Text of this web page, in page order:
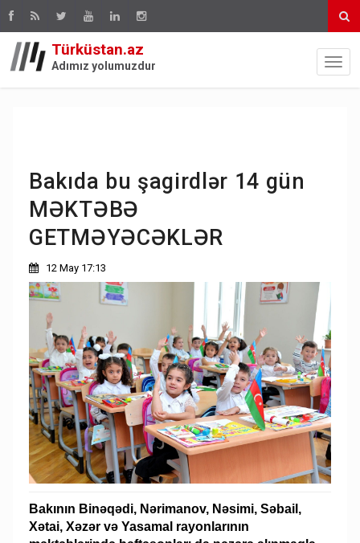
Türküstan.az
Adımız yolumuzdur
Bakıda bu şagirdlər 14 gün
MƏKTƏBƏ
GETMƏYƏCƏKLƏR
12 May 17:13
Bakının Binəqədi, Nərimanov, Nəsimi, Səbail,
Xətai, Xəzər və Yasamal rayonlarının